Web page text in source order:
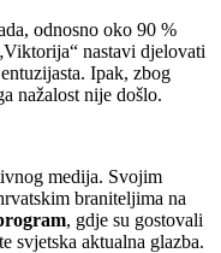
odnosno oko 90 %
nastavi djelovati
Ipak, zbog
nažalost nije došlo.
medija. Svojim
braniteljima na
, gdje su gostovali
svjetska aktualna glazba.